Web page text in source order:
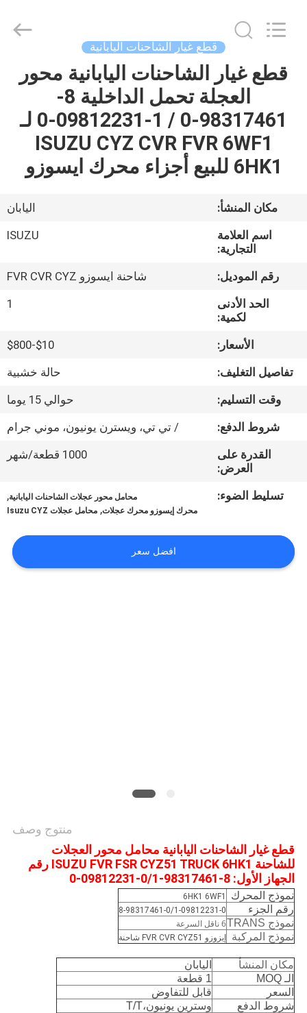
الصفحة
الرئيسية
منتجات
المعمل
مراقبة
الجودة
اتصل
اقتباس
Technology
Reserved.
قطع غيار الشاحنات اليابانية
قطع غيار الشاحنات اليابانية محور
العجلة تحمل الداخلية 8-
98317461-0 / 1-09812231-0 لـ
ISUZU CYZ CVR FVR 6WF1
6HK1 للبيع أجزاء محرك ايسوزو
مكان المنشأ:
اليابان
اسم العلامة
التجارية:
ISUZU
رقم الموديل:
شاحنة ايسوزو FVR CVR CYZ
الحد الأدنى
لكمية:
1
الأسعار:
$10-$800
تفاصيل التغليف:
حالة خشبية
وقت التسليم:
حوالي 15 يوما
شروط الدفع:
/ تي تي، ويسترن يونيون، موني جرام
القدرة على
العرض:
1000 قطعة/شهر
تسليط الضوء: محامل محور عجلات الشاحنات اليابانية,
محرك إيسوزو محرك عجلات, محامل عجلات Isuzu CYZ
افضل سعر
منتوج وصف
قطع غيار الشاحنات اليابانية محامل محور العجلات
للشاحنة ISUZU FVR FSR CYZ51 TRUCK 6HK1 رقم
الجهاز الأول: 8-98317461-0/1-09812231-0
نموذج المحرك 6HK1 6WF1
رقم الجزء 8-98317461-0/1-09812231-0
نموذج TRANS
6 ناقل السرعة
نموذج المركبة
إيزوزو FVR CVR CYZ51 شاحنة
مكان المنشأ
اليابان
الـ MOQ
1 قطعة
السعر
قابل للتفاوض
شروط الدفع
وسترين يونيون،T/T